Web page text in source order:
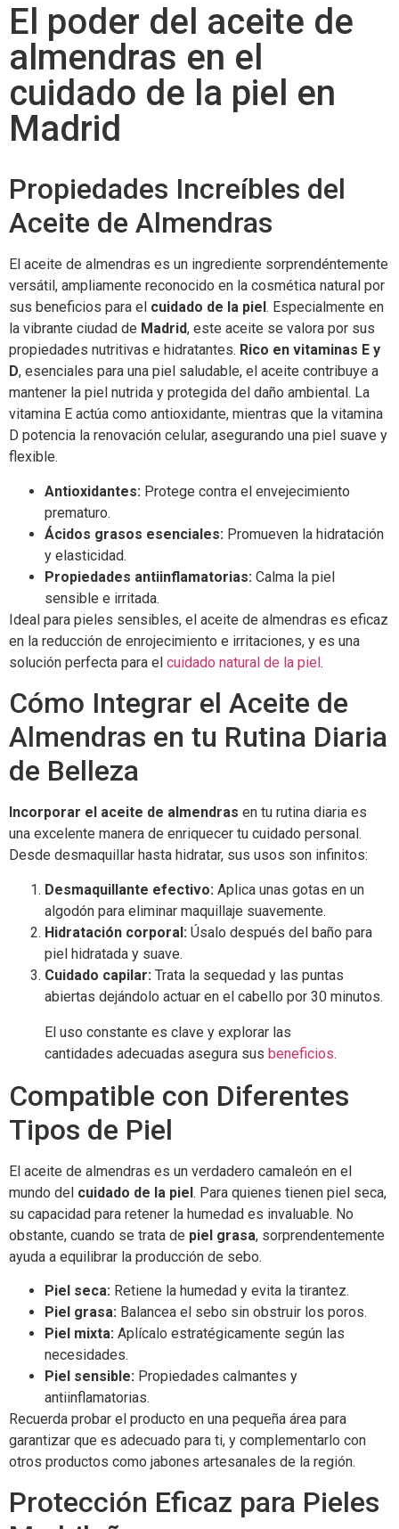
El poder del aceite de
almendras en el
cuidado de la piel en
Madrid
Propiedades Increíbles del
Aceite de Almendras
El aceite de almendras es un ingrediente sorprendéntemente
versátil, ampliamente reconocido en la cosmética natural por
sus beneficios para el cuidado de la piel . Especialmente en
la vibrante ciudad de Madrid, este aceite se valora por sus
propiedades nutritivas e hidratantes. Rico en vitaminas E y
D, esenciales para una piel saludable, el aceite contribuye a
mantener la piel nutrida y protegida del daño ambiental. La
vitamina E actúa como antioxidante, mientras que la vitamina
D potencia la renovación celular, asegurando una piel suave y
flexible.
Antioxidantes: Protege contra el envejecimiento
prematuro.
Ácidos grasos esenciales: Promueven la hidratación
y elasticidad.
Propiedades antiinflamatorias: Calma la piel
sensible e irritada.
Ideal para pieles sensibles, el aceite de almendras es eficaz
en la reducción de enrojecimiento e irritaciones, y es una
solución perfecta para el cuidado natural de la piel.
Cómo Integrar el Aceite de
Almendras en tu Rutina Diaria
de Belleza
Incorporar el aceite de almendras en tu rutina diaria es
una excelente manera de enriquecer tu cuidado personal.
Desde desmaquillar hasta hidratar, sus usos son infinitos:
Desmaquillante efectivo: Aplica unas gotas en un
algodón para eliminar maquillaje suavemente.
Hidratación corporal: Úsalo después del baño para
piel hidratada y suave.
Cuidado capilar: Trata la sequedad y las puntas
abiertas dejándolo actuar en el cabello por 30 minutos.
El uso constante es clave y explorar las
cantidades adecuadas asegura sus beneficios.
Compatible con Diferentes
Tipos de Piel
El aceite de almendras es un verdadero camaleón en el
mundo del cuidado de la piel. Para quienes tienen piel seca,
su capacidad para retener la humedad es invaluable. No
obstante, cuando se trata de piel grasa, sorprendentemente
ayuda a equilibrar la producción de sebo.
Piel seca: Retiene la humedad y evita la tirantez.
Piel grasa: Balancea el sebo sin obstruir los poros.
Piel mixta: Aplícalo estratégicamente según las
necesidades.
Piel sensible: Propiedades calmantes y
antiinflamatorias.
Recuerda probar el producto en una pequeña área para
garantizar que es adecuado para ti, y complementarlo con
otros productos como jabones artesanales de la región.
Protección Eficaz para Pieles